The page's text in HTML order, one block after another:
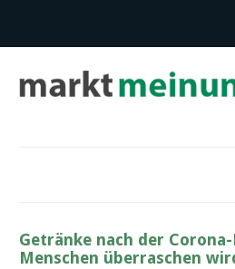
Getränke nach der Corona-
Menschen überraschen